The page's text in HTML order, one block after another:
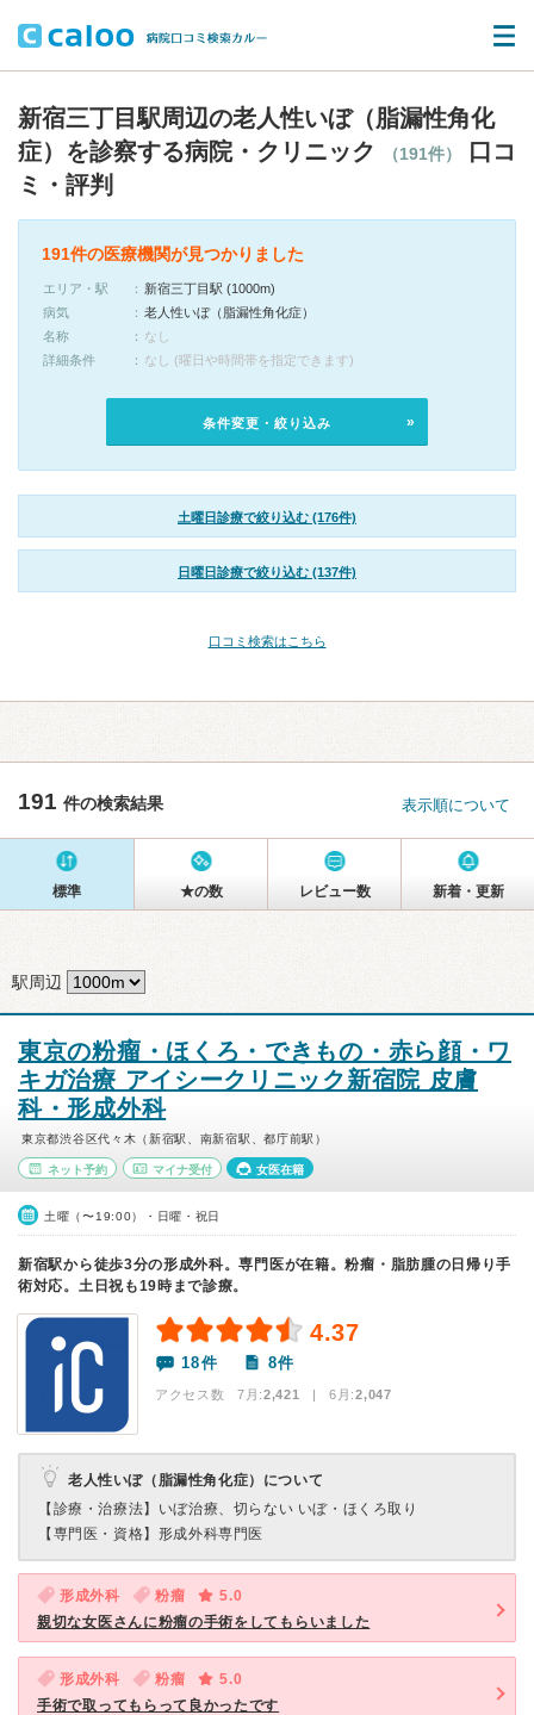
新宿三丁目駅周辺の老人性いぼ（脂漏性角化
症）を診察する病院・クリニック
（191件）
口コ
ミ・評判
191件の医療機関が見つかりました
エリア・駅
新宿三丁目駅 (1000m)
病気
老人性いぼ（脂漏性角化症）
名称
なし
詳細条件
なし (曜日や時間帯を指定できます)
条件変更・絞り込み
土曜日診療で絞り込む (176件)
日曜日診療で絞り込む (137件)
口コミ検索はこちら
191 件の検索結果 表示順について
標準 ★の数 レビュー数 新着・更新
駅周辺
東京の粉瘤・ほくろ・できもの・赤ら顔・ワ
キガ治療 アイシークリニック新宿院 皮膚
科・形成外科
東京都渋谷区代々木（新宿駅、南新宿駅、都庁前駅）
ネット予約 マイナ受付 女医在籍
土曜（〜19:00）・日曜・祝日
新宿駅から徒歩3分の形成外科。専門医が在籍。粉瘤・脂肪腫の日帰り手
術対応。土日祝も19時まで診療。
4.37
18件 8件
アクセス数 7月:2,421 | 6月:2,047
老人性いぼ（脂漏性角化症）について
【診療・治療法】 いぼ治療、切らない いぼ・ほくろ取り
【専門医・資格】 形成外科専門医
形成外科 粉瘤
5.0
親切な女医さんに粉瘤の手術をしてもらいました
形成外科 粉瘤
5.0
手術で取ってもらって良かったです